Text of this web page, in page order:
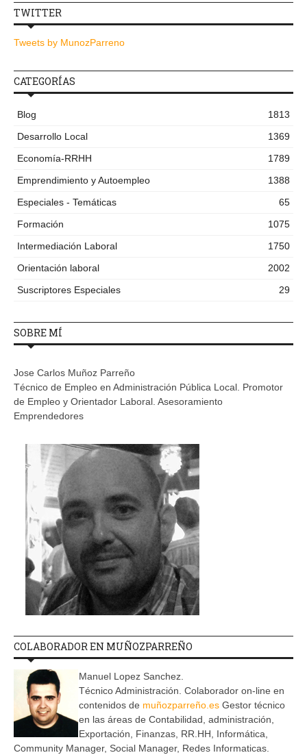
TWITTER
Tweets by MunozParreno
CATEGORÍAS
Blog
1813
Desarrollo Local
1369
Economía-RRHH
1789
Emprendimiento y Autoempleo
1388
Especiales - Temáticas
65
Formación
1075
Intermediación Laboral
1750
Orientación laboral
2002
Suscriptores Especiales
29
SOBRE MÍ
Jose Carlos Muñoz Parreño
Técnico de Empleo en Administración Pública Local. Promotor
de Empleo y Orientador Laboral. Asesoramiento
Emprendedores
COLABORADOR EN MUÑOZPARREÑO
Manuel Lopez Sanchez.
Técnico Administración. Colaborador on-line en
contenidos de muñozparreño.es Gestor técnico
en las áreas de Contabilidad, administración,
Exportación, Finanzas, RR.HH, Informática,
Community Manager, Social Manager, Redes Informaticas.